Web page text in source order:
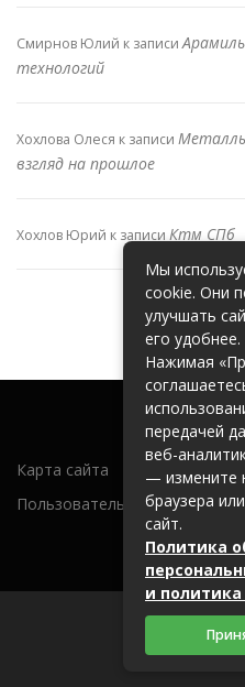
Смирнов Юлий к записи
технологий
Хохлова Олеся к записи
взгляд на прошлое
Хохлов Юрий к записи Ктм СПб
Карта сайта
Пользовательское
2026 (c)
Мы
cookie. Они
улучшать
его удобнее.
Нажимая
передачей
веб-
— измените
браузера
сайт.
Политика
и